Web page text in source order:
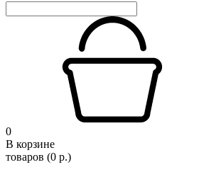
0
В корзине
товаров (0 р.)